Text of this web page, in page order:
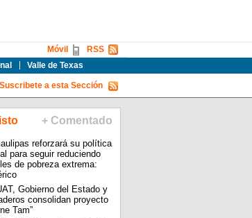
Valle de Texas
RSS
Móvil
Suscribete a esta Sección
+ Comentado
reforzará su política
para seguir reduciendo
de pobreza extrema:
Gobierno del Estado y
consolidan proyecto
Tam”